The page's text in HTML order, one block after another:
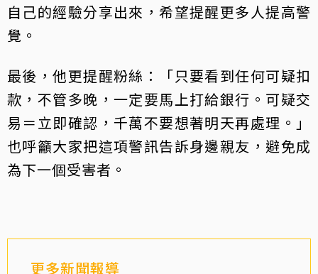
自己的經驗分享出來，希望提醒更多人提高警
覺。
最後，他更提醒粉絲：「只要看到任何可疑扣
款，不管多晚，一定要馬上打給銀行。可疑交
易＝立即確認，千萬不要想著明天再處理。」
也呼籲大家把這項警訊告訴身邊親友，避免成
為下一個受害者。
更多新聞報導